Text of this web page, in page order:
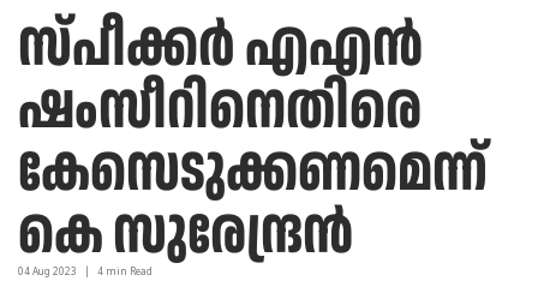
സ്പീക്കര്‍ എഎന്‍
ഷംസീറിനെതിരെ
കേസെടുക്കണമെന്ന്
കെ സുരേന്ദ്രന്‍
04 Aug 2023 4 min Read